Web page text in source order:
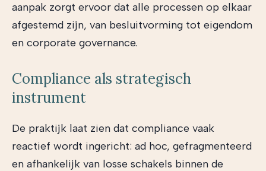
aanpak zorgt ervoor dat alle processen op elkaar
afgestemd zijn, van besluitvorming tot eigendom
en corporate governance.
Compliance als strategisch
instrument
De praktijk laat zien dat compliance vaak
reactief wordt ingericht: ad hoc, gefragmenteerd
en afhankelijk van losse schakels binnen de